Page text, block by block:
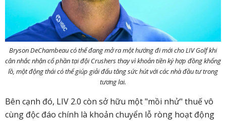
Bryson DeChambeau có thể đang mở ra một hướng đi mới cho LIV Golf khi
cân nhắc nhận cổ phần tại đội Crushers thay vì khoản tiền ký hợp đồng khổng
lồ, một động thái có thể giúp giải đấu tăng sức hút với các nhà đầu tư trong
tương lai.
Bên cạnh đó, LIV 2.0 còn sở hữu một "mồi nhử" thuế vô
cùng độc đáo chính là khoản chuyển lỗ ròng hoạt động